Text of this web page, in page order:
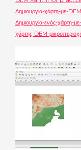
Δημιουργία-χάρτη-με-DEM
Δημιουργία-ενός-χάρτη-
χάρτης-DEM-